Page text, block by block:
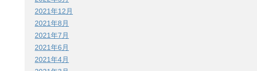
2021年12月
2021年8月
2021年7月
2021年6月
2021年4月